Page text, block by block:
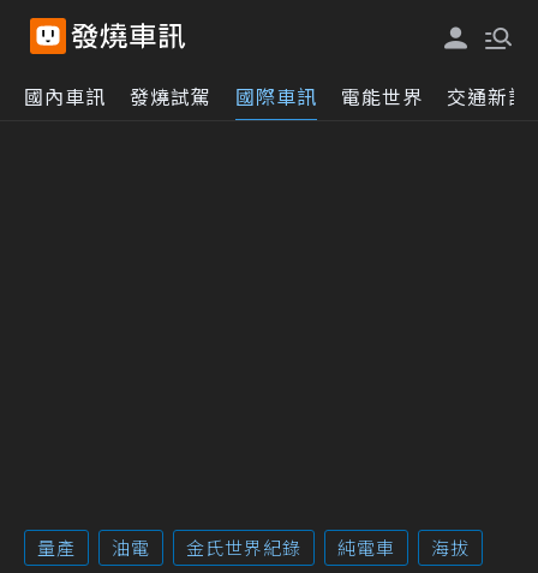
國內車訊 發燒試駕 國際車訊 電能世界 交通新訊
量產 油電 金氏世界紀錄 純電車 海拔